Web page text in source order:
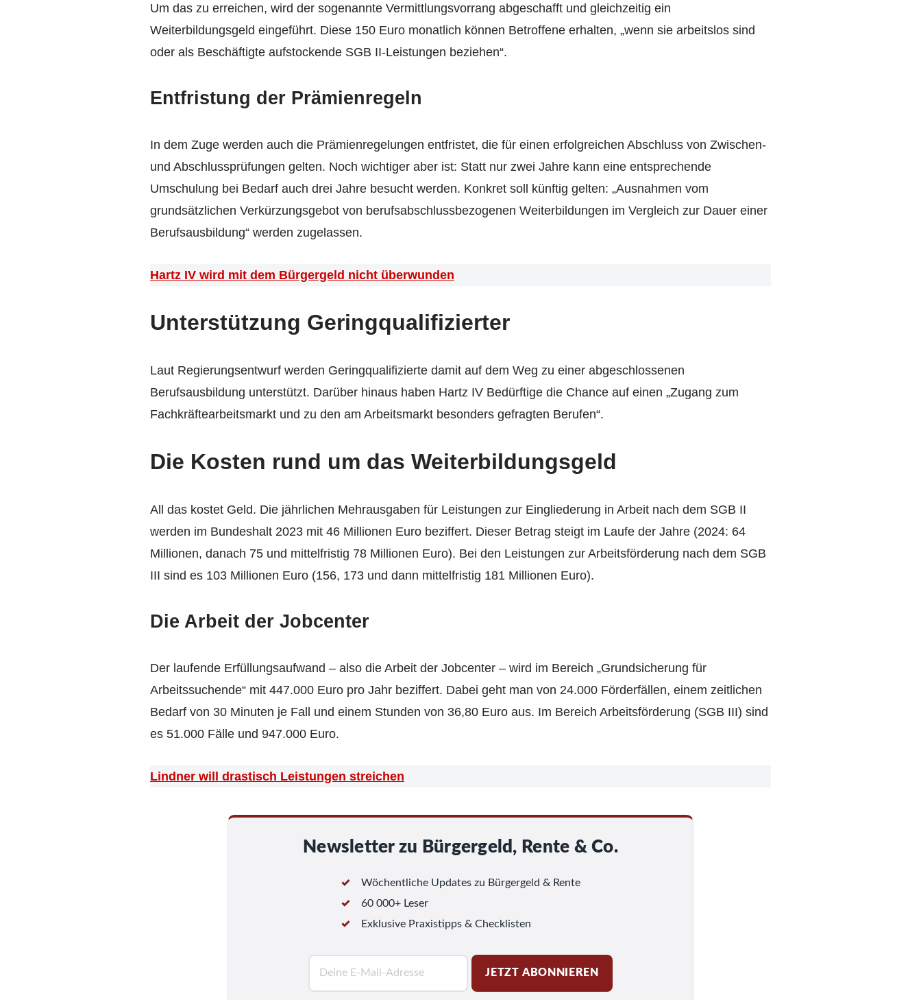
Um das zu erreichen, wird der sogenannte Vermittlungsvorrang abgeschafft und gleichzeitig ein
Weiterbildungsgeld eingeführt. Diese 150 Euro monatlich können Betroffene erhalten, „wenn sie arbeitslos sind
oder als Beschäftigte aufstockende SGB II-Leistungen beziehen“.
Entfristung der Prämienregeln
In dem Zuge werden auch die Prämienregelungen entfristet, die für einen erfolgreichen Abschluss von Zwischen-
und Abschlussprüfungen gelten. Noch wichtiger aber ist: Statt nur zwei Jahre kann eine entsprechende
Umschulung bei Bedarf auch drei Jahre besucht werden. Konkret soll künftig gelten: „Ausnahmen vom
grundsätzlichen Verkürzungsgebot von berufsabschlussbezogenen Weiterbildungen im Vergleich zur Dauer einer
Berufsausbildung“ werden zugelassen.
Hartz IV wird mit dem Bürgergeld nicht überwunden
Unterstützung Geringqualifizierter
Laut Regierungsentwurf werden Geringqualifizierte damit auf dem Weg zu einer abgeschlossenen
Berufsausbildung unterstützt. Darüber hinaus haben Hartz IV Bedürftige die Chance auf einen „Zugang zum
Fachkräftearbeitsmarkt und zu den am Arbeitsmarkt besonders gefragten Berufen“.
Die Kosten rund um das Weiterbildungsgeld
All das kostet Geld. Die jährlichen Mehrausgaben für Leistungen zur Eingliederung in Arbeit nach dem SGB II
werden im Bundeshalt 2023 mit 46 Millionen Euro beziffert. Dieser Betrag steigt im Laufe der Jahre (2024: 64
Millionen, danach 75 und mittelfristig 78 Millionen Euro). Bei den Leistungen zur Arbeitsförderung nach dem SGB
III sind es 103 Millionen Euro (156, 173 und dann mittelfristig 181 Millionen Euro).
Die Arbeit der Jobcenter
Der laufende Erfüllungsaufwand – also die Arbeit der Jobcenter – wird im Bereich „Grundsicherung für
Arbeitssuchende“ mit 447.000 Euro pro Jahr beziffert. Dabei geht man von 24.000 Förderfällen, einem zeitlichen
Bedarf von 30 Minuten je Fall und einem Stunden von 36,80 Euro aus. Im Bereich Arbeitsförderung (SGB III) sind
es 51.000 Fälle und 947.000 Euro.
Lindner will drastisch Leistungen streichen
Newsletter zu Bürgergeld, Rente & Co.
Wöchentliche Updates zu Bürgergeld & Rente
60 000+ Leser
Exklusive Praxistipps & Checklisten
JETZT ABONNIEREN